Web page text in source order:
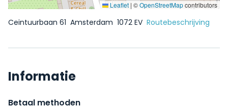
Leaflet | ©OpenStreetMapcontributors
Ceintuurbaan 61 Amsterdam 1072 EV Routebeschrijving
Informatie
Betaal methoden